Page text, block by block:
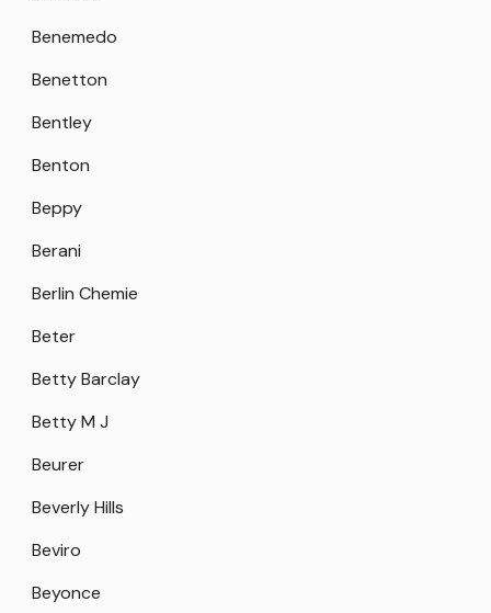
Benemedo
Benetton
Bentley
Benton
Beppy
Berani
Berlin Chemie
Beter
Betty Barclay
Betty M J
Beurer
Beverly Hills
Beviro
Beyonce